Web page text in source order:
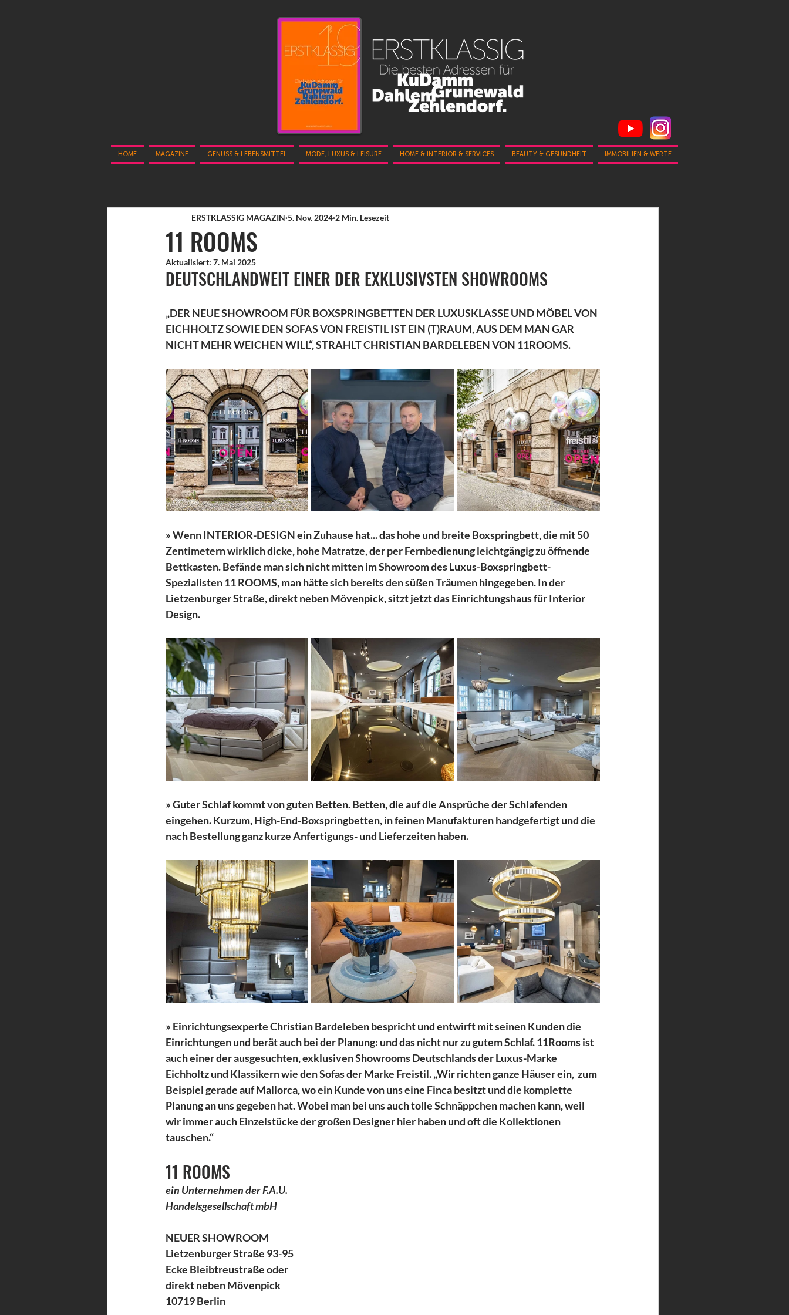
HOME MAGAZINE GENUSS & LEBENSMITTEL MODE, LUXUS & LEISURE HOME & INTERIOR & SERVICES BEAUTY & GESUNDHEIT IMMOBILIEN & WERTE
11 ROOMS
ERSTKLASSIG MAGAZIN 5. Nov. 2024 2 Min. Lesezeit
Aktualisiert: 7. Mai 2025
DEUTSCHLANDWEIT EINER DER EXKLUSIVSTEN SHOWROOMS
„DER NEUE SHOWROOM FÜR BOXSPRINGBETTEN DER LUXUSKLASSE UND MÖBEL VON
EICHHOLTZ SOWIE DEN SOFAS VON FREISTIL IST EIN (T)RAUM, AUS DEM MAN GAR
NICHT MEHR WEICHEN WILL“, STRAHLT CHRISTIAN BARDELEBEN VON 11ROOMS.
» Wenn INTERIOR-DESIGN ein Zuhause hat... das hohe und breite Boxspringbett, die mit 50
Zentimetern wirklich dicke, hohe Matratze, der per Fernbedienung leichtgängig zu öffnende
Bettkasten. Befände man sich nicht mitten im Showroom des Luxus-Boxspringbett-
Spezialisten 11 ROOMS, man hätte sich bereits den süßen Träumen hingegeben. In der
Lietzenburger Straße, direkt neben Mövenpick, sitzt jetzt das Einrichtungshaus für Interior
Design.
» Guter Schlaf kommt von guten Betten. Betten, die auf die Ansprüche der Schlafenden
eingehen. Kurzum, High-End-Boxspringbetten, in feinen Manufakturen handgefertigt und die
nach Bestellung ganz kurze Anfertigungs- und Lieferzeiten haben.
» Einrichtungsexperte Christian Bardeleben bespricht und entwirft mit seinen Kunden die
Einrichtungen und berät auch bei der Planung: und das nicht nur zu gutem Schlaf. 11Rooms ist
auch einer der ausgesuchten, exklusiven Showrooms Deutschlands der Luxus-Marke
Eichholtz und Klassikern wie den Sofas der Marke Freistil. „Wir richten ganze Häuser ein,  zum
Beispiel gerade auf Mallorca, wo ein Kunde von uns eine Finca besitzt und die komplette
Planung an uns gegeben hat. Wobei man bei uns auch tolle Schnäppchen machen kann, weil
wir immer auch Einzelstücke der großen Designer hier haben und oft die Kollektionen
tauschen.“
11 ROOMS
ein Unternehmen der F.A.U.
Handelsgesellschaft mbH
NEUER SHOWROOM
Lietzenburger Straße 93-95
Ecke Bleibtreustraße oder
direkt neben Mövenpick
10719 Berlin